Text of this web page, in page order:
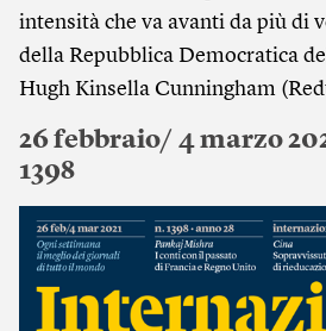
intensità che va avanti da più di
della Repubblica Democratica
Hugh Kinsella Cunningham
26 febbraio/ 4 marzo
1398